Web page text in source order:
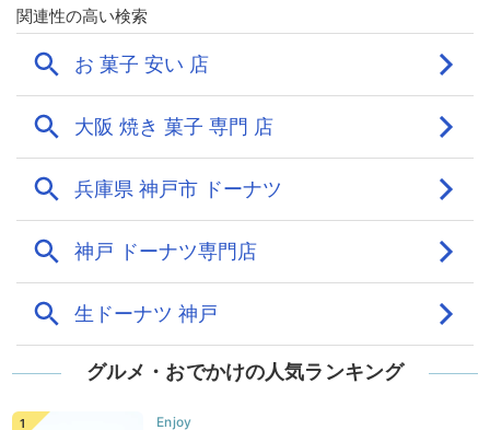
グルメ・おでかけの人気ランキング